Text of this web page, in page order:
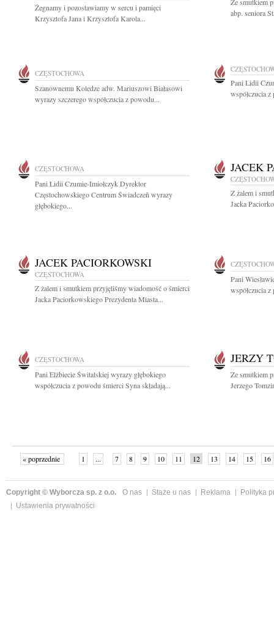
Żegnamy i pozostawiamy w sercu i pamięci
Krzysztofa Jana i Krzysztofa Karola...
abp. seniora
CZĘSTOCHOWA
Szanownemu Koledze adw. Mariuszowi Białasowi
wyrazy szczerego współczucia z powodu...
Pani Lidii
współczucia
CZĘSTOCHOWA
Pani Lidii Czumie-Imiołczyk Dyrektor
Częstochowskiego Centrum Świadczeñ wyrazy
głębokiego...
JACEK
Z żalem i
Jacka
JACEK PACIORKOWSKI
CZĘSTOCHOWA
Z żalem i smutkiem przyjęliśmy wiadomość o śmierci
Jacka Paciorkowskiego Prezydenta Miasta...
Pani
współczucia
CZĘSTOCHOWA
Pani Elżbiecie Świtalskiej wyrazy głębokiego
współczucia z powodu śmierci Syna składają...
JERZY
Ze smutkiem
Jerzego
« poprzednie 1 ... 7 8 9 10 11 12 13 14 15 16
Copyright © Wyborcza sp. z o.o. O nas Staże u nas Reklama
Polityka
Ustawienia prywatności